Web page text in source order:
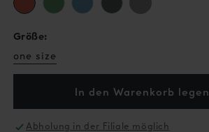
Variante
ausverkauft
Größe:
one size
In den Warenkorb legen
Abholung in der Filiale möglich